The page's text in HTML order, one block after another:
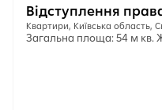
Відступлення
Квартири, Київська область,
Загальна площа: 54 м кв.